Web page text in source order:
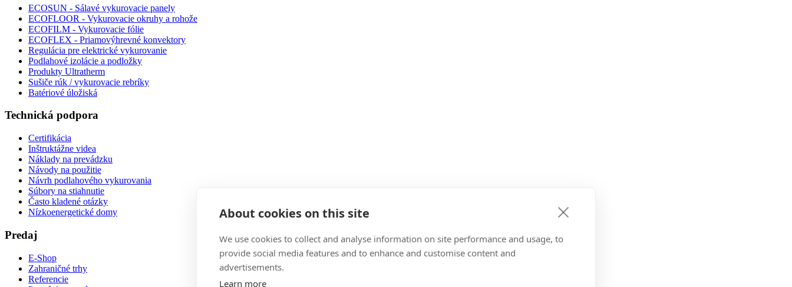
ECOSUN - Sálavé vykurovacie panely
ECOFLOOR - Vykurovacie okruhy a rohože
ECOFILM - Vykurovacie fólie
ECOFLEX - Priamovýhrevné konvektory
Regulácia pre elektrické vykurovanie
Podlahové izolácie a podložky
Produkty Ultratherm
Sušiče rúk / vykurovacie rebríky
Batériové úložiská
Technická podpora
Certifikácia
Inštruktážne videa
Náklady na prevádzku
Návody na použitie
Návrh podlahového vykurovania
Súbory na stiahnutie
Často kladené otázky
Nízkoenergetické domy
Predaj
E-Shop
Zahraničné trhy
Referencie
About cookies on this site
We use cookies to collect and analyse information on site performance and usage, to
provide social media features and to enhance and customise content and
advertisements.
Learn more